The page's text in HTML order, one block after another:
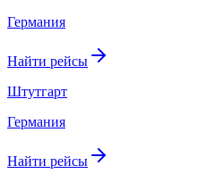
Германия
Найти рейсы
Штутгарт
Германия
Найти рейсы